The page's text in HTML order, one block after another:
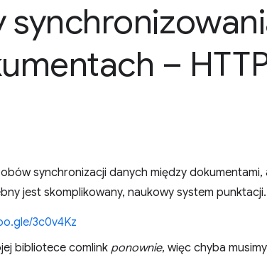
–
synchronizacji danych między dokumentami,
jest skomplikowany, naukowy system punktacji.
3c0v4Kz
bibliotece comlink ponownie, więc chyba